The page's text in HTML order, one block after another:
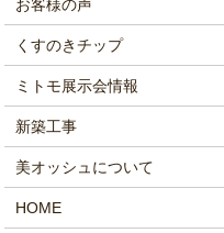
お客様の声
くすのきチップ
ミトモ展示会情報
新築工事
美オッシュについて
HOME